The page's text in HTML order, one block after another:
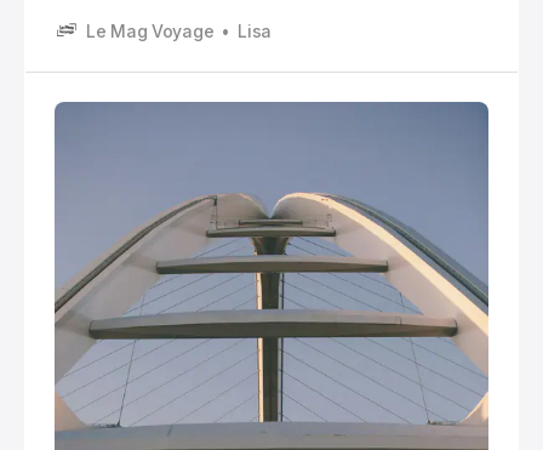
une histoire qui a laissé des traces visibles, parfois
Le Mag Voyage Lisa